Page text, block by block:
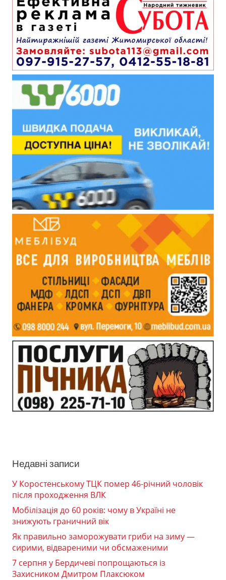
Недавні записи
У Коростенському ТЦК помер 46-річний чоловік
після проходження ВЛК
Мобілізація до 60 років: чому в Україні не
знижують граничний вік
Як правильно заморожувати гриби на зиму —
сирими, відвареними чи обсмаженими
7 серпня у Бердичеві попрощаються із
Захисником Дмитром Плаксюком